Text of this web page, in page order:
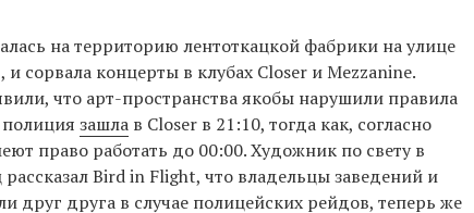
на территорию лентоткацкой фабрики на улице
сорвала концерты в клубах Closer и Mezzanine.
что арт-пространства якобы нарушили правила
зашлав Closer в 21:10, тогда как, согласно
право работать до 00:00. Художник по свету в
Bird in Flight, что владельцы заведений и
друг друга в случае полицейских рейдов, теперь же